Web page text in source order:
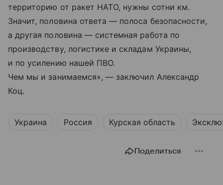
территорию от ракет НАТО, нужны сотни км.
Значит, половина ответа — полоса безопасности,
а другая половина — системная работа по
производству, логистике и складам Украины,
и по усилению нашей ПВО.
Чем мы и занимаемся», — заключил Александр
Коц.
Украина Россия Курская область
Поделиться